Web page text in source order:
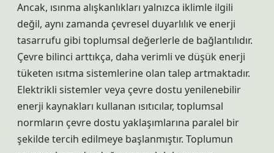
Ancak, ısınma alışkanlıkları yalnızca iklimle ilgili
değil, aynı zamanda çevresel duyarlılık ve enerji
tasarrufu gibi toplumsal değerlerle de bağlantılıdır.
Çevre bilinci arttıkça, daha verimli ve düşük enerji
tüketen ısıtma sistemlerine olan talep artmaktadır.
Elektrikli sistemler veya çevre dostu yenilenebilir
enerji kaynakları kullanan ısıtıcılar, toplumsal
normların çevre dostu yaklaşımlarına paralel bir
şekilde tercih edilmeye başlanmıştır. Toplumun